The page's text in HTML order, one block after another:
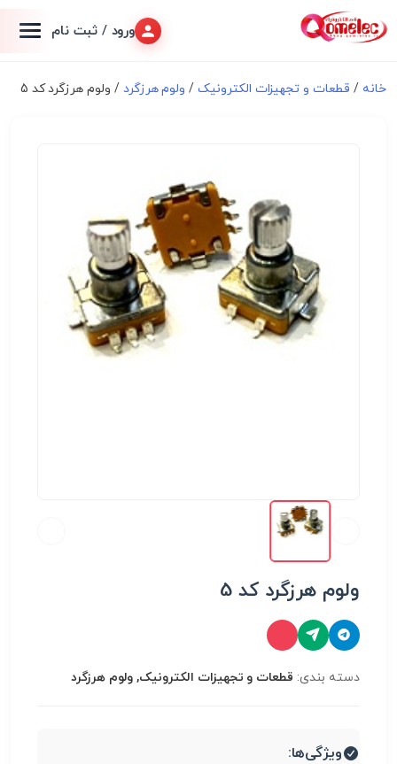
ورود / ثبت نام
خانه / قطعات و تجهیزات الکترونیک/ ولوم هرزگرد / ولوم هرزگرد کد 5
ولوم هرزگرد کد 5
دسته بندی: قطعات و تجهیزات الکترونیک, ولوم هرزگرد
ویژگی‌ها: